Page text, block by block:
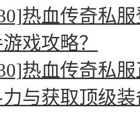
热血传奇私
游戏攻略？
热血传奇私
与获取顶级